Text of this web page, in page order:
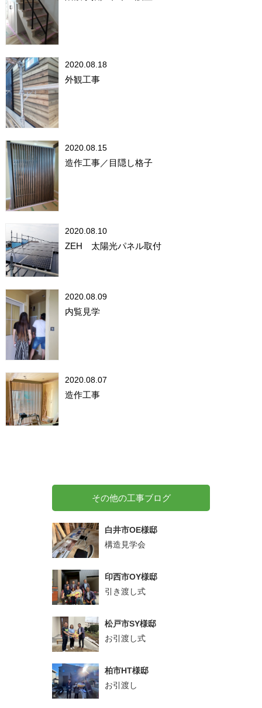
2020.08.18
外観工事
2020.08.15
造作工事／目隠し格子
2020.08.10
ZEH 太陽光パネル取付
2020.08.09
内覧見学
2020.08.07
造作工事
その他の工事ブログ
白井市OE様邸
構造見学会
印西市OY様邸
引き渡し式
松戸市SY様邸
お引渡し式
柏市HT様邸
お引渡し